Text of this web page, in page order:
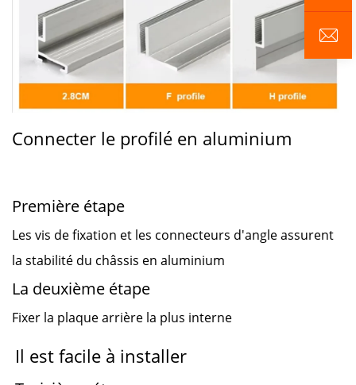
Connecter le profilé en aluminium
Première étape
Les vis de fixation et les connecteurs d'angle assurent
la stabilité du châssis en aluminium
La deuxième étape
Fixer la plaque arrière la plus interne
Il est facile à installer